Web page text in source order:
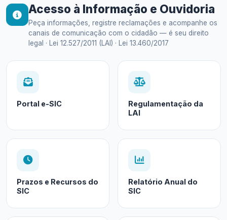
Acesso à Informação e Ouvidoria
Peça informações, registre reclamações e acompanhe os
canais de comunicação com o cidadão — é seu direito
legal · Lei 12.527/2011 (LAI) · Lei 13.460/2017
Portal e-SIC
Regulamentação da
LAI
Prazos e Recursos do
SIC
Relatório Anual do
SIC